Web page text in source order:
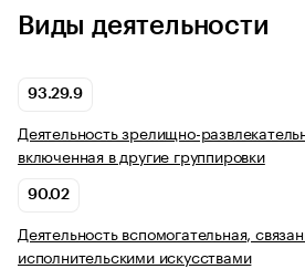
Виды деятельности
93.29.9
Деятельность зрелищно-
включенная в другие группировки
90.02
Деятельность вспомогательная,
исполнительскими искусствами